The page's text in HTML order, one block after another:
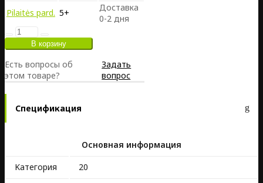
Pilaitės pard. 5+
Доставка
0-2 дня
Есть вопросы об
этом товаре?
Задать
вопрос
Спецификация
Основная информация
Kатегория
20